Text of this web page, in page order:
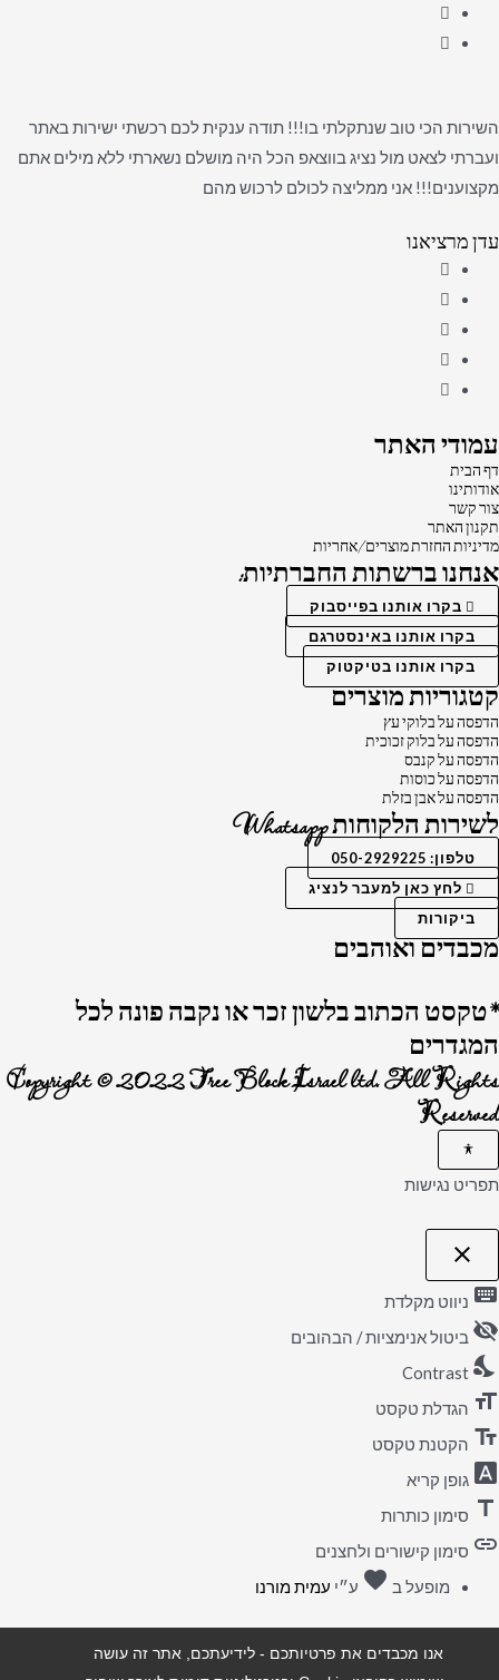
השירות הכי טוב שנתקלתי בו!!! תודה ענקית לכם רכשתי ישירות באתר
ועברתי לצאט מול נציג בווצאפ הכל היה מושלם נשארתי ללא מילים אתם
מקצוענים!!! אני ממליצה לכולם לרכוש מהם
עדן מרציאנו
עמודי האתר
דף הבית
אודותינו
צור קשר
תקנון האתר
מדיניות החזרת מוצרים/אחריות
אנחנו ברשתות החברתיות:
בקרו אותנו בפייסבוק
בקרו אותנו באינסטרגם
בקרו אותנו בטיקטוק
קטגוריות מוצרים
הדפסה על בלוקי עץ
הדפסה על בלוק זכוכית
הדפסה על קנבס
הדפסה על כוסות
הדפסה על אבן בזלת
לשירות הלקוחות Whatsapp
טלפון: 050-2929225
לחץ כאן למעבר לנציג
ביקורות
מכבדים ואוהבים
*טקסט הכתוב בלשון זכר או נקבה פונה לכל
המגדרים
Copyright © 2022 Tree Block Israel ltd. All Rights
Reserved
תפריט נגישות
close
פתיחה
של
הנגישות
keyboard ניווט מקלדת
visibility_off ביטול אנימציות / הבהובים
nights_stay
Contrast
format_size הגדלת טקסט
text_fields הקטנת טקסט
font_download גופן קריא
title סימון כותרות
link סימון קישורים ולחצנים
מופעל ב favorite אהבה
ע״י עמית מורנו
אנו מכבדים את פרטיותכם - לידיעתכם, אתר זה עושה